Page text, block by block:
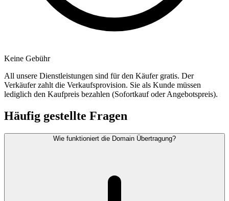
Keine Gebühr
All unsere Dienstleistungen sind für den Käufer gratis. Der
Verkäufer zahlt die Verkaufsprovision. Sie als Kunde müssen
lediglich den Kaufpreis bezahlen (Sofortkauf oder Angebotspreis).
Häufig gestellte Fragen
Wie funktioniert die Domain Übertragung?